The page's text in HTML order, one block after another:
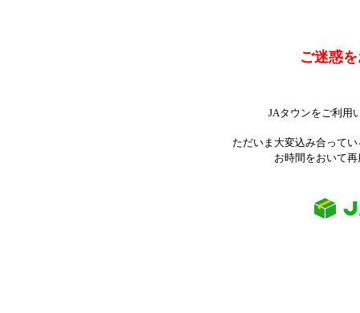
ご迷惑
JAタウンをご利用
ただいま大変込み合って
お時間をおいて